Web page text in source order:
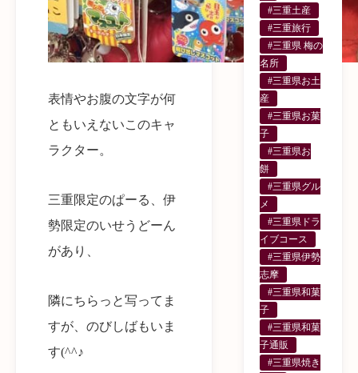
表情やお腹の文字が何
ともいえないこのキャ
ラクター。
三重限定のぱーる、伊
勢限定のいせうどーん
があり、
隣にちらっと写ってま
すが、のびしばもいま
す(^^♪
#三重土産
#三重旅行
#三重県 梅の
名所
#三重県お土
産
#三重県お菓
子
#三重県お
餅
#三重県グル
メ
#三重県ドラ
イブコース
#三重県伊勢
志摩
#三重県和菓
子
#三重県和菓
子通販
#三重県焼き